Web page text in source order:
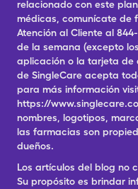
relacionado con este
médicas, comunícate de
Atención al Cliente al
de la semana (excepto
aplicación o la tarjeta de
de SingleCare acepta
para más información
https://
nombres, logotipos,
las farmacias son
dueños.
Los artículos del blog no
Su propósito es brindar